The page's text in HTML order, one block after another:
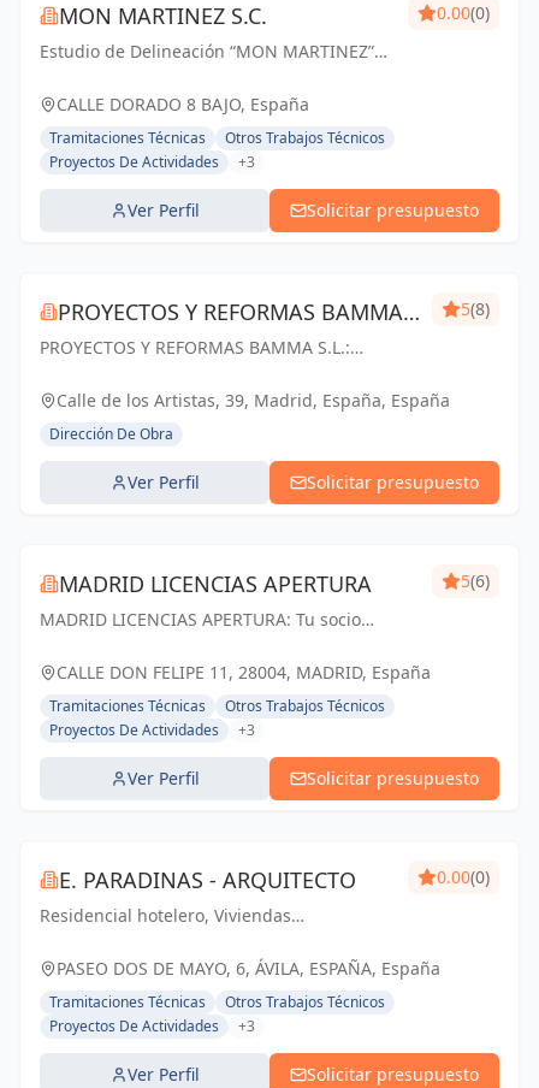
MON MARTINEZ S.C.
Estudio de Delineación “MON MARTINEZ”
de 25 años de experiencia. Entendemos
nuestro trabajo, como parte importante de
un trabajo...
0.00(0)
CALLE DORADO 8 BAJO, España
Tramitaciones Técnicas
Otros Trabajos Técnicos
Proyectos De Actividades
+3
Ver Perfil Solicitar presupuesto
PROYECTOS Y REFORMAS BAMMA
S.L.
PROYECTOS Y REFORMAS BAMMA S.L.:
espacios en Madrid. Tu visión, nuestra pasión.
5(8)
Calle de los Artistas, 39, Madrid, España, España
Dirección De Obra
Ver Perfil Solicitar presupuesto
MADRID LICENCIAS APERTURA
MADRID LICENCIAS APERTURA: Tu socio
técnicos en Madrid. Cumplimos tus
5(6)
CALLE DON FELIPE 11, 28004, MADRID, España
Tramitaciones Técnicas
Otros Trabajos Técnicos
Proyectos De Actividades
+3
Ver Perfil Solicitar presupuesto
E. PARADINAS - ARQUITECTO
Residencial hotelero, Viviendas
Rehabilitación, Viviendas protegidas.
0.00(0)
PASEO DOS DE MAYO, 6, ÁVILA, ESPAÑA, España
Tramitaciones Técnicas
Otros Trabajos Técnicos
Proyectos De Actividades
+3
Ver Perfil Solicitar presupuesto